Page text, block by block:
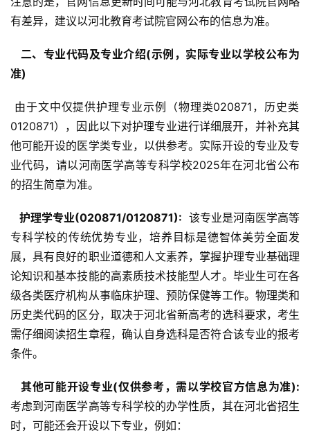
有差异，建议以河北教育考试院官网公布的信息为准。
  二、专业代码及专业介绍(示例，实际专业以学校公布为
准)
0120871），因此以下对护理专业进行详细展开，并补充其
他可能开设的医学类专业，以供参考。实际开设的专业及专
业代码，请以河南医学高等专科学校2025年在河北省公布
的招生简章为准。
  护理学专业(020871/0120871):
该专业是河南医学高等
专科学校的传统优势专业，培养目标是德智体美劳全面发
展，具有良好的职业道德和人文素养，掌握护理专业基础理
论知识和基本技能的高素质技术技能型人才。毕业生可在各
级各类医疗机构从事临床护理、预防保健等工作。物理类和
历史类代码的区分，取决于河北省新高考的选科要求，考生
需仔细阅读招生章程，确认自身选科是否符合该专业的报考
条件。
考虑到河南医学高等专科学校的办学性质，其在河北省招生
时，可能还会开设以下专业，例如：